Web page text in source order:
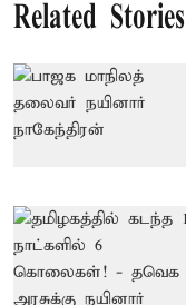
Related Stories